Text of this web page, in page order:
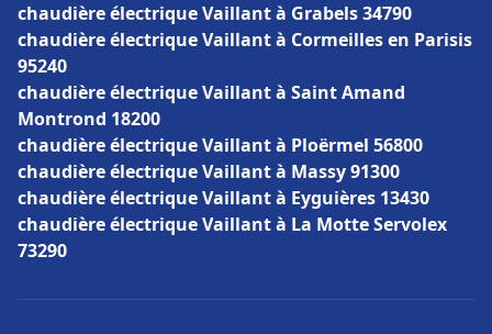
chaudière électrique Vaillant à Grabels 34790
chaudière électrique Vaillant à Cormeilles en Parisis
95240
chaudière électrique Vaillant à Saint Amand
Montrond 18200
chaudière électrique Vaillant à Ploërmel 56800
chaudière électrique Vaillant à Massy 91300
chaudière électrique Vaillant à Eyguières 13430
chaudière électrique Vaillant à La Motte Servolex
73290